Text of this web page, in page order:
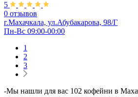
5
0 отзывов
г.Махачкала, ул.Абубакарова, 98/Г
Пн-Вс 09:00-00:00
1
2
3
-Мы нашли для вас 102 кофейни в